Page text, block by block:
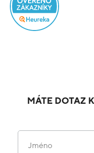
MÁTE DOTAZ
Jméno